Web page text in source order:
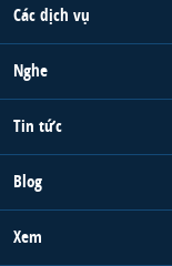
Các dịch vụ
Nghe
Tin tức
Blog
Xem